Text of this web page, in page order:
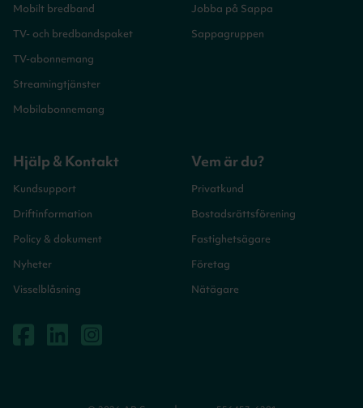
Mobilt bredband
TV- och bredbandspaket
TV-abonnemang
Streamingtjänster
Mobilabonnemang
Jobba på Sappa
Sappagruppen
Hjälp & Kontakt
Kundsupport
Driftinformation
Policy & dokument
Nyheter
Visselblåsning
Vem är du?
Privatkund
Bostadsrättsförening
Fastighetsägare
Företag
Nätägare